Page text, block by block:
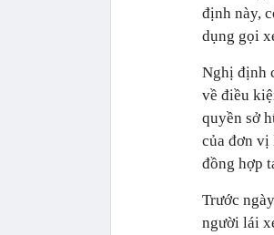
định này,
dụng gọi
Nghị định
về điều
quyền sở
của đơn vị
đồng hợp
Trước
người lái